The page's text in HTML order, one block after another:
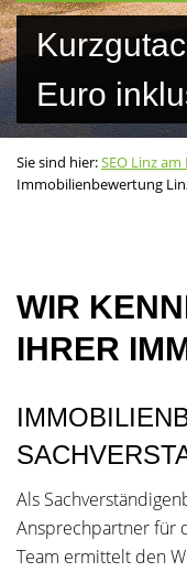
Euro
Sie sind hier:SEO Linz am
Immobilienbewertung
WIR
IHRER
Als
Ansprechpartner für
Team ermittelt den